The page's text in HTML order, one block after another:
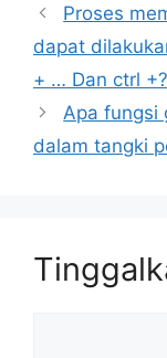
Proses
dapat
+ … Dan ctrl +?
Apa fungsi
dalam tangki